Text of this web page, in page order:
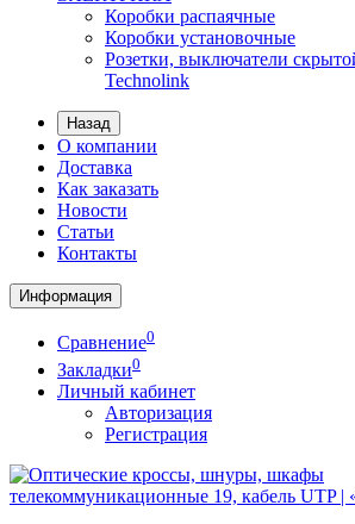
Коробки распаячные
Коробки установочные
Розетки, выключатели
Technolink
Назад
О компании
Доставка
Как заказать
Новости
Статьи
Контакты
Информация
Сравнение0
Закладки0
Личный кабинет
Авторизация
Регистрация